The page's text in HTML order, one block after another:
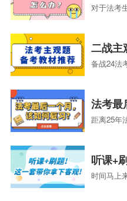
二战主
备战24法
法考最
距离25年
听课+
时间马上